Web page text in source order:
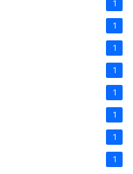
1
1
1
1
1
1
1
1